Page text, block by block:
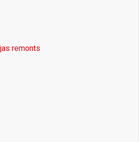
remonts